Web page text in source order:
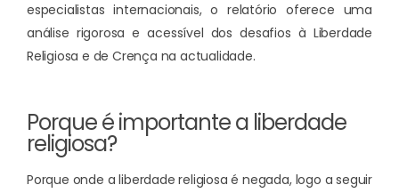
especialistas internacionais, o relatório oferece uma
análise rigorosa e acessível dos desafios à Liberdade
Religiosa e de Crença na actualidade.
Porque é importante a liberdade
religiosa?
Porque onde a liberdade religiosa é negada, logo a seguir